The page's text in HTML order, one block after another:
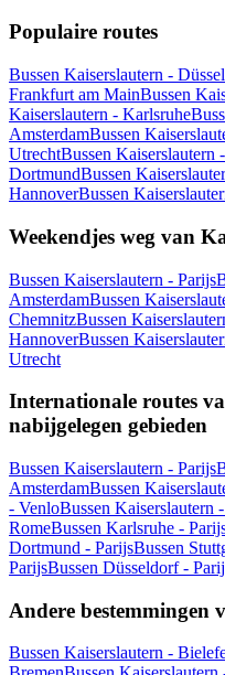
Populaire routes
Bussen Kaiserslautern -
Frankfurt am MainBussen
Kaiserslautern - Karlsruhe
AmsterdamBussen
UtrechtBussen Kaiserslautern
DortmundBussen
HannoverBussen
Weekendjes weg van
Bussen Kaiserslautern - Parijs
AmsterdamBussen
ChemnitzBussen
HannoverBussen
Utrecht
Internationale routes
nabijgelegen gebieden
Bussen Kaiserslautern - Parijs
AmsterdamBussen
- VenloBussen Kaiserslautern
RomeBussen Karlsruhe -
Dortmund - ParijsBussen
ParijsBussen Düsseldorf -
Andere bestemmingen
Bussen Kaiserslautern -